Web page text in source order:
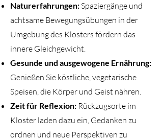
Naturerfahrungen:Spaziergänge und
achtsame Bewegungsübungen in der
Umgebung des Klosters fördern das
innere Gleichgewicht.
Gesunde und ausgewogene Ernährung:
Genießen Sie köstliche, vegetarische
Speisen, die Körper und Geist nähren.
Zeit für Reflexion: Rückzugsorte im
Kloster laden dazu ein, Gedanken zu
ordnen und neue Perspektiven zu